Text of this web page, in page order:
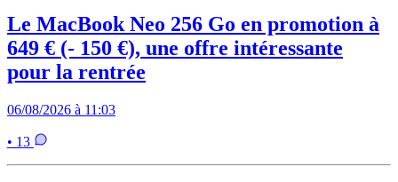
Le MacBook Neo 256 Go en promotion à
649 € (- 150 €), une offre intéressante
pour la rentrée
06/08/2026 à 11:03
• 13